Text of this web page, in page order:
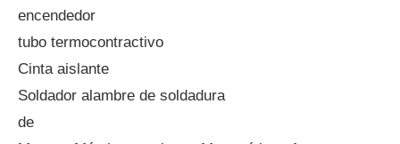
encendedor
tubo termocontractivo
Cinta aislante
Soldador alambre de soldadura
de